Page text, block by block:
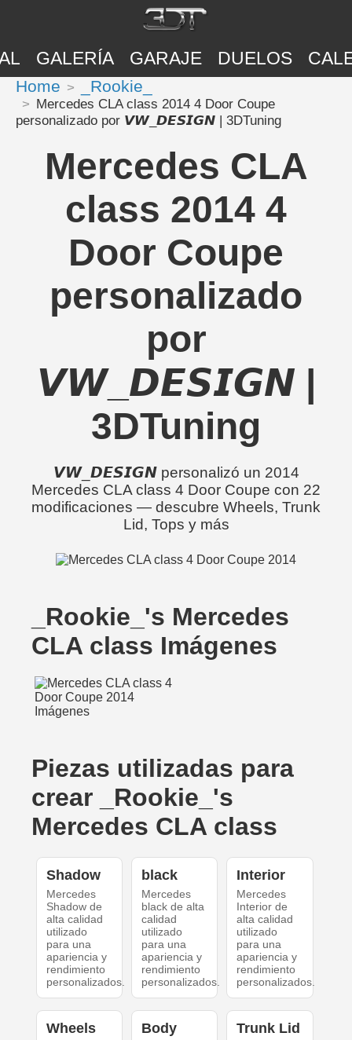
GALERÍA GARAJE DUELOS
Home _Rookie_
Mercedes CLA class 2014 4 Door Coupe
personalizado por 𝙑𝙒_𝘿𝙀𝙎𝙄𝙂𝙉 | 3DTuning
Mercedes CLA
class 2014 4
Door Coupe
personalizado
por
𝙑𝙒_𝘿𝙀𝙎𝙄𝙂𝙉 |
3DTuning
𝙑𝙒_𝘿𝙀𝙎𝙄𝙂𝙉 personalizó un 2014
Mercedes CLA class 4 Door Coupe con 22
modificaciones — descubre Wheels, Trunk
Lid, Tops y más
_Rookie_'s Mercedes
CLA class Imágenes
Piezas utilizadas para
crear _Rookie_'s
Mercedes CLA class
Shadow
Mercedes
Shadow de
alta calidad
utilizado
para una
apariencia y
rendimiento
personalizados.
black
Mercedes
black de alta
calidad
utilizado
para una
apariencia y
rendimiento
personalizados.
Interior
Mercedes
Interior de
alta calidad
utilizado
para una
apariencia y
rendimiento
personalizados.
Wheels Body Trunk Lid